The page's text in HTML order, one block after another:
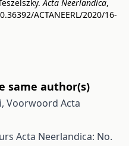
Acta Neerlandica,
ACTANEERL/2020/16-
same author(s)
Voorwoord Acta
Acta Neerlandica: No.